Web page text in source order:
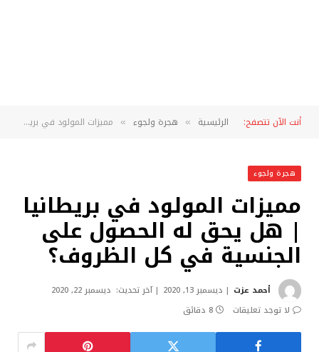
أنت الآن تتصفح: الرئيسية » هجرة ولجوء » مميزات المولود في بريطانيا | هل يحق له الحصول على الجنسية في كل الظروف؟
هجرة ولجوء
مميزات المولود في بريطانيا
| هل يحق له الحصول على
الجنسية في كل الظروف؟
أحمد عزت ديسمبر 13, 2020 آخر تحديث: ديسمبر 22, 2020
لا توجد تعليقات
8 دقائق